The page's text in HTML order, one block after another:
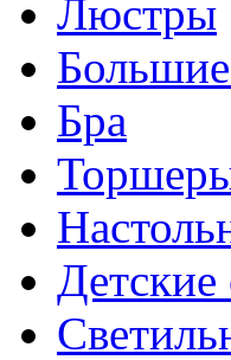
Люстры
Бра
Детские